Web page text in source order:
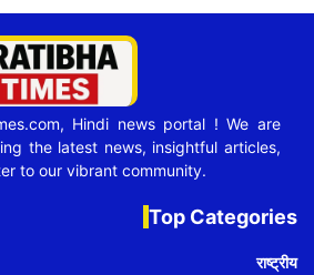
Hindi news portal ! We are
the latest news, insightful articles,
to our vibrant community.
Top Categories
राष्ट्रीय